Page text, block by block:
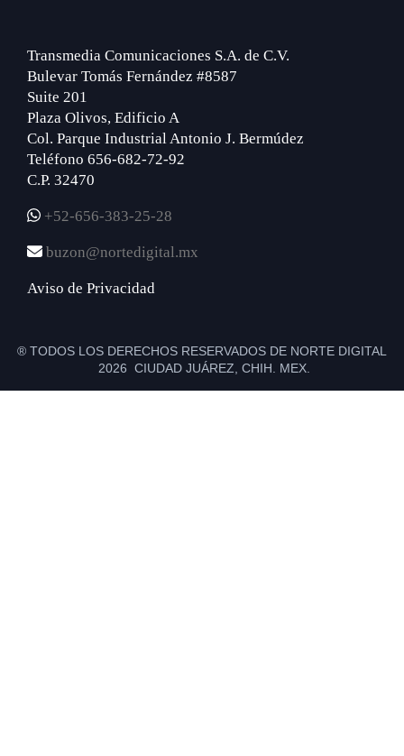
Transmedia Comunicaciones S.A. de C.V.
Bulevar Tomás Fernández #8587
Suite 201
Plaza Olivos, Edificio A
Col. Parque Industrial Antonio J. Bermúdez
Teléfono 656-682-72-92
C.P. 32470
+52-656-383-25-28
buzon@nortedigital.mx
Aviso de Privacidad
® TODOS LOS DERECHOS RESERVADOS DE NORTE DIGITAL
2026 CIUDAD JUÁREZ, CHIH. MEX.